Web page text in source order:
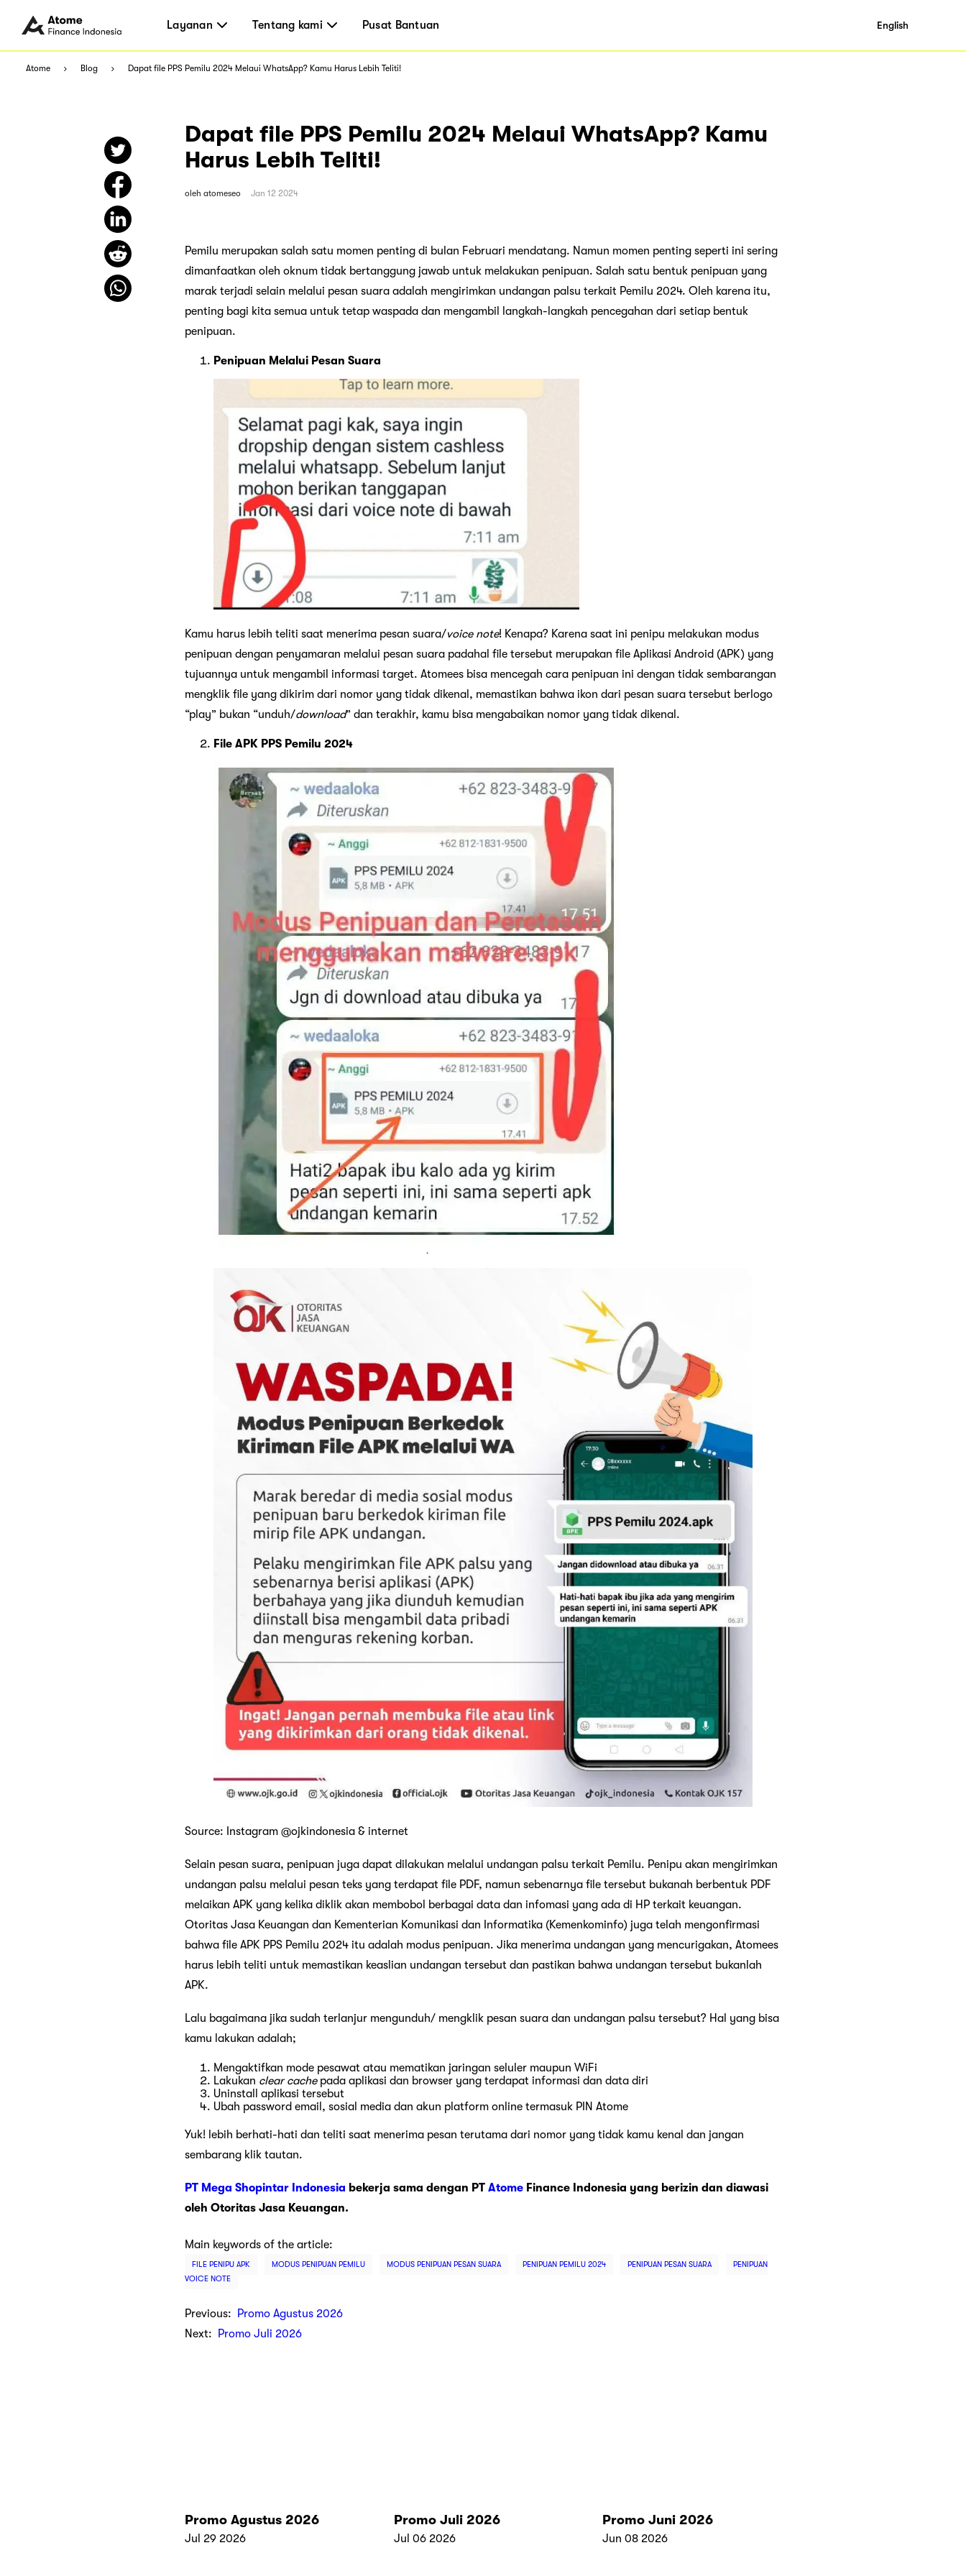
Layanan Tentang kami Pusat Bantuan English
Atome Blog Dapat file PPS Pemilu 2024 Melaui WhatsApp? Kamu Harus Lebih Teliti!
Dapat file PPS Pemilu 2024 Melaui WhatsApp? Kamu
Harus Lebih Teliti!
oleh atomeseo Jan 12 2024
Pemilu merupakan salah satu momen penting di bulan Februari mendatang. Namun momen penting seperti ini sering
dimanfaatkan oleh oknum tidak bertanggung jawab untuk melakukan penipuan. Salah satu bentuk penipuan yang
marak terjadi selain melalui pesan suara adalah mengirimkan undangan palsu terkait Pemilu 2024. Oleh karena itu,
penting bagi kita semua untuk tetap waspada dan mengambil langkah-langkah pencegahan dari setiap bentuk
penipuan.
Penipuan Melalui Pesan Suara
Kamu harus lebih teliti saat menerima pesan suara/voice note! Kenapa? Karena saat ini penipu melakukan modus
penipuan dengan penyamaran melalui pesan suara padahal file tersebut merupakan file Aplikasi Android (APK) yang
tujuannya untuk mengambil informasi target. Atomees bisa mencegah cara penipuan ini dengan tidak sembarangan
mengklik file yang dikirim dari nomor yang tidak dikenal, memastikan bahwa ikon dari pesan suara tersebut berlogo
“play” bukan “unduh/download” dan terakhir, kamu bisa mengabaikan nomor yang tidak dikenal.
File APK PPS Pemilu 2024
Source: Instagram @ojkindonesia & internet
Selain pesan suara, penipuan juga dapat dilakukan melalui undangan palsu terkait Pemilu. Penipu akan mengirimkan
undangan palsu melalui pesan teks yang terdapat file PDF, namun sebenarnya file tersebut bukanah berbentuk PDF
melaikan APK yang kelika diklik akan membobol berbagai data dan infomasi yang ada di HP terkait keuangan.
Otoritas Jasa Keuangan dan Kementerian Komunikasi dan Informatika (Kemenkominfo) juga telah mengonfirmasi
bahwa file APK PPS Pemilu 2024 itu adalah modus penipuan. Jika menerima undangan yang mencurigakan, Atomees
harus lebih teliti untuk memastikan keaslian undangan tersebut dan pastikan bahwa undangan tersebut bukanlah
APK.
Lalu bagaimana jika sudah terlanjur mengunduh/ mengklik pesan suara dan undangan palsu tersebut? Hal yang bisa
kamu lakukan adalah;
Mengaktifkan mode pesawat atau mematikan jaringan seluler maupun WiFi
Lakukan clear cachepada aplikasi dan browser yang terdapat informasi dan data diri
Uninstall aplikasi tersebut
Ubah password email, sosial media dan akun platform online termasuk PIN Atome
Yuk! lebih berhati-hati dan teliti saat menerima pesan terutama dari nomor yang tidak kamu kenal dan jangan
sembarang klik tautan.
PT Mega Shopintar Indonesia bekerja sama dengan PT Atome Finance Indonesia yang berizin dan diawasi
oleh Otoritas Jasa Keuangan.
Main keywords of the article:
FILE PENIPU APK MODUS PENIPUAN PEMILU MODUS PENIPUAN PESAN SUARA PENIPUAN PEMILU 2024 PENIPUAN PESAN SUARA
PENIPUAN
VOICE NOTE
Previous:
Promo Agustus 2026
Next:
Promo Juli 2026
Promo Agustus 2026
Jul 29 2026
Promo Juli 2026
Jul 06 2026
Promo Juni 2026
Jun 08 2026